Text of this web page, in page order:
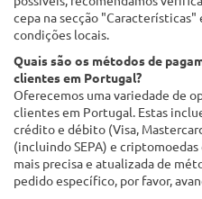
cepa na secção "Características"
condições locais.
Quais são os métodos de
clientes em Portugal?
Oferecemos uma variedade de
clientes em Portugal. Estas
crédito e débito (Visa,
(incluindo SEPA) e
mais precisa e atualizada de
pedido específico, por favor,